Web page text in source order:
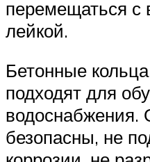
перемещаться с
лейкой.
Бетонные
подходят для
водоснабжения.
безопасны, не